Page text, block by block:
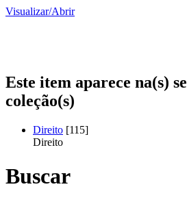
Visualizar/Abrir
Este item aparece na(s)
coleção(s)
Direito [115]
Direito
Buscar